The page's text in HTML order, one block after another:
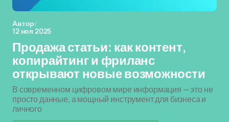
Автор:
12 ноя 2025
Продажа статьи: как контент,
копирайтинг и фриланс
открывают новые возможности
В современном цифровом мире информация — это не
просто данные, а мощный инструмент для бизнеса и
личного